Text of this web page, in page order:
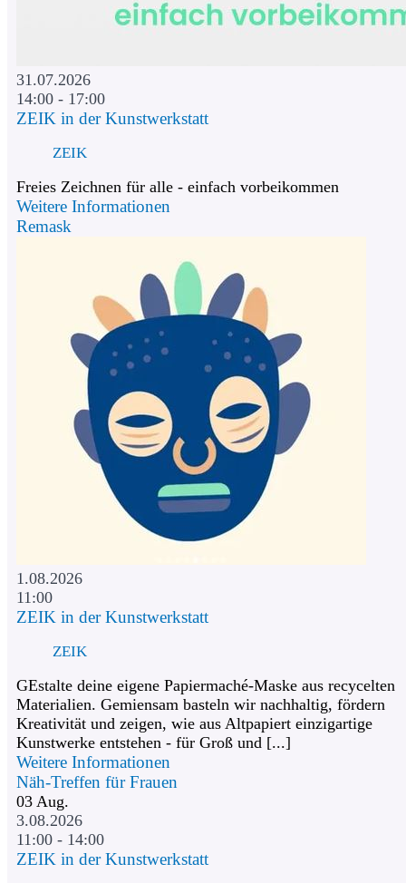
31.07.2026
14:00 - 17:00
ZEIK in der Kunstwerkstatt
ZEIK
Freies Zeichnen für alle - einfach vorbeikommen
Weitere Informationen
Remask
1.08.2026
11:00
ZEIK in der Kunstwerkstatt
ZEIK
GEstalte deine eigene Papiermaché-Maske aus recycelten
Materialien. Gemiensam basteln wir nachhaltig, fördern
Kreativität und zeigen, wie aus Altpapiert einzigartige
Kunstwerke entstehen - für Groß und [...]
Weitere Informationen
Näh-Treffen für Frauen
03 Aug.
3.08.2026
11:00 - 14:00
ZEIK in der Kunstwerkstatt